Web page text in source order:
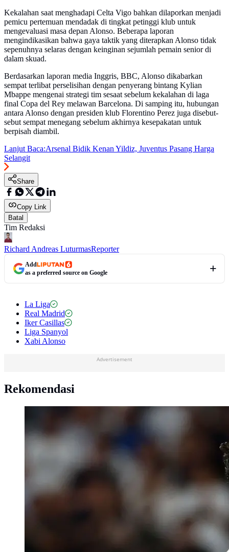
Kekalahan saat menghadapi Celta Vigo bahkan dilaporkan menjadi
pemicu pertemuan mendadak di tingkat petinggi klub untuk
mengevaluasi masa depan Alonso. Beberapa laporan
mengindikasikan bahwa gaya taktik yang diterapkan Alonso tidak
sepenuhnya selaras dengan keinginan sejumlah pemain senior di
dalam skuad.
Berdasarkan laporan media Inggris, BBC, Alonso dikabarkan
sempat terlibat perselisihan dengan penyerang bintang Kylian
Mbappe mengenai strategi tim sesaat sebelum kekalahan di laga
final Copa del Rey melawan Barcelona. Di samping itu, hubungan
antara Alonso dengan presiden klub Florentino Perez juga disebut-
sebut sempat menegang sebelum akhirnya kesepakatan untuk
berpisah diambil.
Lanjut Baca:Arsenal Bidik Kenan Yildiz, Juventus Pasang Harga
Selangit
Share
Copy Link
Batal
Tim Redaksi
Richard Andreas LuturmasReporter
Add
as a preferred source on Google
La Liga
Real Madrid
Iker Casillas
Liga Spanyol
Xabi Alonso
Advertisement
Rekomendasi